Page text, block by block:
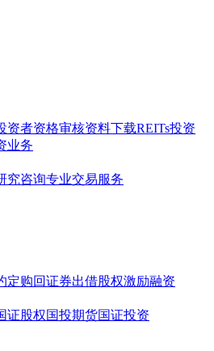
资者资格审核资料下载REITs投资
业务
究咨询专业交易服务
定购回证券出借股权激励融资
证股权国投期货国证投资